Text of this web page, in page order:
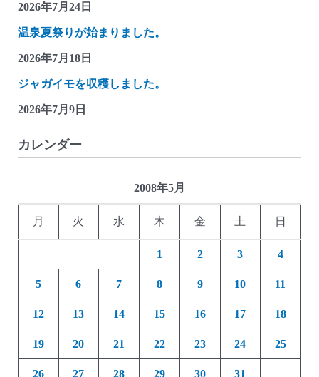
2026年7月24日
温泉夏祭りが始まりました。
2026年7月18日
ジャガイモを収穫しました。
2026年7月9日
カレンダー
2008年5月
月 火 水 木 金 土 日
1 2 3 4
5 6 7 8 9 10 11
12 13 14 15 16 17 18
19 20 21 22 23 24 25
26 27 28 29 30 31